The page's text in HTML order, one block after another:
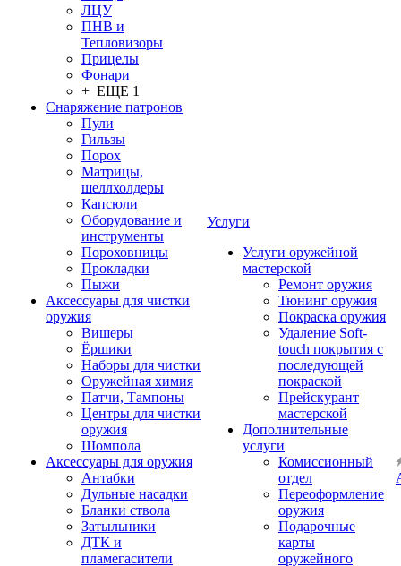
ЛЦУ
ПНВ и
Тепловизоры
Прицелы
Фонари
+ ЕЩЕ 1
Снаряжение патронов
Пули
Гильзы
Порох
Матрицы,
шеллхолдеры
Капсюли
Оборудование и
инструменты
Пороховницы
Прокладки
Пыжи
Аксессуары для чистки
оружия
Вишеры
Ёршики
Наборы для чистки
Оружейная химия
Патчи, Тампоны
Центры для чистки
оружия
Шомпола
Аксессуары для оружия
Антабки
Дульные насадки
Бланки ствола
Затыльники
ДТК и
пламегасители
Услуги
Услуги оружейной
мастерской
Ремонт оружия
Тюнинг оружия
Покраска оружия
Удаление Soft-
touch покрытия с
последующей
покраской
Прейскурант
мастерской
Дополнительные
услуги
Комиссионный
отдел
Переоформление
оружия
Подарочные
карты
оружейного